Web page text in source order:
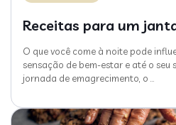
Receitas para um
O que você come à noite pode
sensação de bem-estar e até o seu
jornada de emagrecimento, o